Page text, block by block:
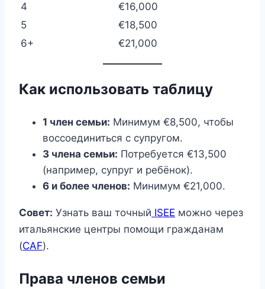
4
€16,000
5
€18,500
6+
€21,000
Как использовать таблицу
1 член семьи: Минимум €8,500, чтобы
воссоединиться с супругом.
3 члена семьи: Потребуется €13,500
(например, супруг и ребёнок).
6 и более членов: Минимум €21,000.
Совет: Узнать ваш точный ISEE можно через
итальянские центры помощи гражданам
(CAF).
Права членов семьи